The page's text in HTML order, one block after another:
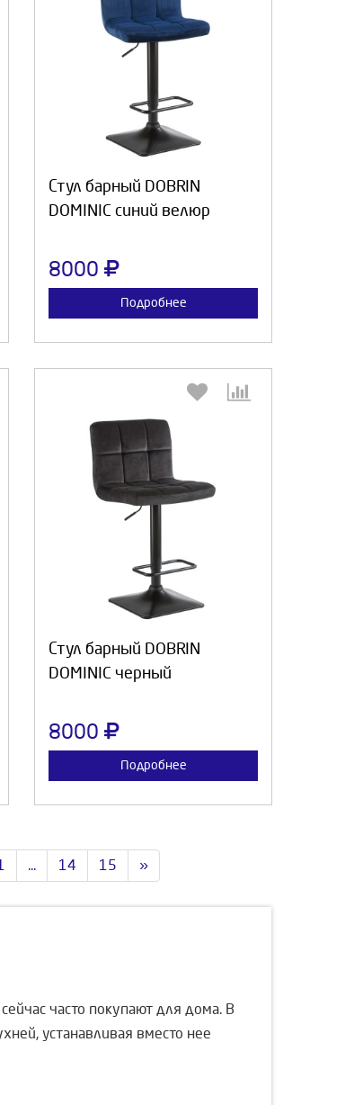
Стул барный DOBRIN
DOMINIC синий велюр
8000
Подробнее
Продолжить
Стул барный DOBRIN
DOMINIC черный
8000
Подробнее
Продолжить
... 14 15 »
часто покупают для дома. В
устанавливая вместо нее